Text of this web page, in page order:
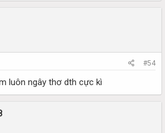
#54
luôn ngây thơ dth cực kì